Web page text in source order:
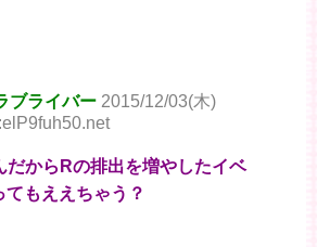
ブライバー 2015/12/03(木)
だからRの排出を増やしたイベ
てもええちゃう？